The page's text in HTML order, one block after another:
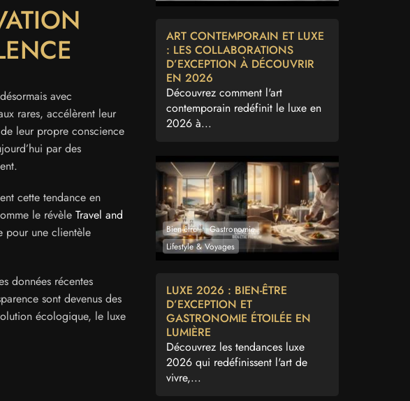
avec
rares, accélèrent leur
leur propre conscience
par des
cette tendance en
le révèle Travel and
pour une clientèle
données récentes
sont devenus des
écologique, le luxe
ART CONTEMPORAIN ET LUXE
: LES COLLABORATIONS
D’EXCEPTION À DÉCOUVRIR
EN 2026
Découvrez comment l'art
contemporain redéfinit le luxe en
2026 à...
Bien-être
Gastronomie
Lifestyle & Voyages
LUXE 2026 : BIEN-ÊTRE
D’EXCEPTION ET
GASTRONOMIE ÉTOILÉE EN
LUMIÈRE
Découvrez les tendances luxe
2026 qui redéfinissent l'art de
vivre,...